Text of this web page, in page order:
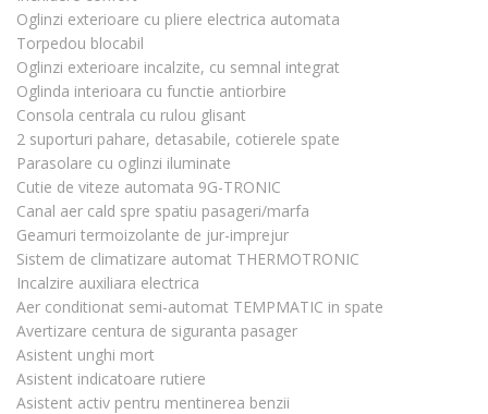
Oglinzi exterioare cu pliere electrica automata
Torpedou blocabil
Oglinzi exterioare incalzite, cu semnal integrat
Oglinda interioara cu functie antiorbire
Consola centrala cu rulou glisant
2 suporturi pahare, detasabile, cotierele spate
Parasolare cu oglinzi iluminate
Cutie de viteze automata 9G-TRONIC
Canal aer cald spre spatiu pasageri/marfa
Geamuri termoizolante de jur-imprejur
Sistem de climatizare automat THERMOTRONIC
Incalzire auxiliara electrica
Aer conditionat semi-automat TEMPMATIC in spate
Avertizare centura de siguranta pasager
Asistent unghi mort
Asistent indicatoare rutiere
Asistent activ pentru mentinerea benzii